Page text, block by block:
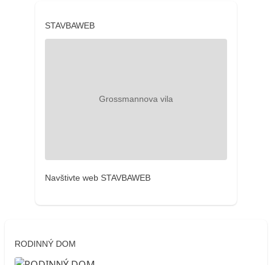
STAVBAWEB
Navštivte web STAVBAWEB
RODINNÝ DOM